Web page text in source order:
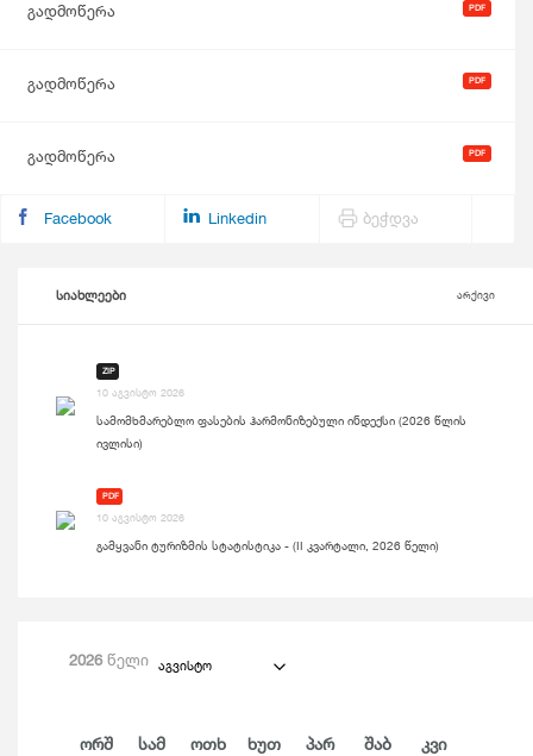
გადმოწერა
გადმოწერა
გადმოწერა
Facebook Linkedin ბეჭდვა
სიახლეები არქივი
ZIP
10 აგვისტო 2026
სამომხმარებლო ფასების ჰარმონიზებული ინდექსი (2026 წლის
ივლისი)
PDF
10 აგვისტო 2026
გამყვანი ტურიზმის სტატისტიკა - (II კვარტალი, 2026 წელი)
2026წელი აგვისტო
Ორშ Სამ Ოთხ Ხუთ Პარ Შაბ Კვი